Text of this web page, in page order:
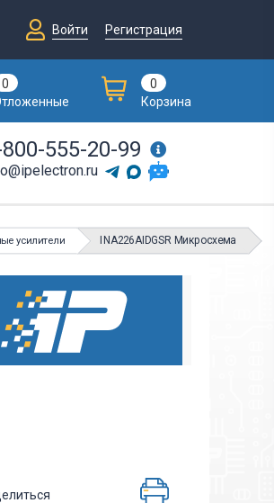
Войти Регистрация
0
0
Корзина
555-20-99
усилители INA226AIDGSR Микросхема